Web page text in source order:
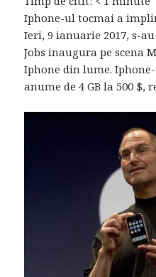
Iphone-ul tocmai a
Ieri, 9 ianuarie 2017, s-
Jobs inaugura pe scena
Iphone din lume.
anume de 4 GB la 500 $,